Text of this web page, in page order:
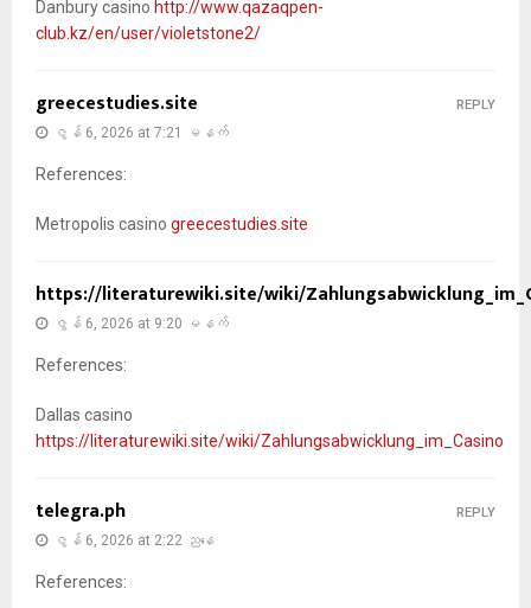
Danbury casino http://www.qazaqpen-
club.kz/en/user/violetstone2/
greecestudies.site
ဇွန် 6, 2026 at 7:21 မနက်
References:
Metropolis casino greecestudies.site
REPLY
https://literaturewiki.site/wiki/
ဇွန် 6, 2026 at 9:20 မနက်
References:
Dallas casino
https://literaturewiki.site/wiki/Zahlungsabwicklung_im_Casino
telegra.ph
ဇွန် 6, 2026 at 2:22 ညနေ
References:
REPLY